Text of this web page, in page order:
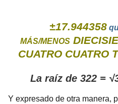
±17.944358
MÁS/MENOS
CUATRO CUATRO
La raíz de 322 =
Y expresado de otra manera,